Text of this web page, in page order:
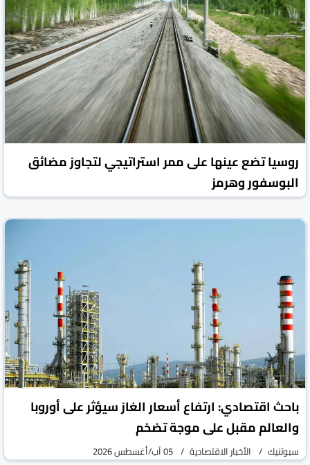
روسيا تضع عينها على ممر استراتيجي لتجاوز مضائق
البوسفور وهرمز
باحث اقتصادي: ارتفاع أسعار الغاز سيؤثر على أوروبا
والعالم مقبل على موجة تضخم
سبوتنيك الأخبار الاقتصادية 05 آب/أغسطس 2026